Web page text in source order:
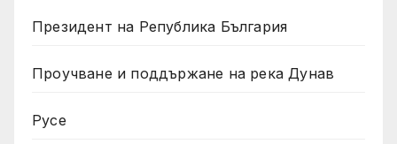
Президент на Република България
Проучване и поддържане на река Дунав
Русе